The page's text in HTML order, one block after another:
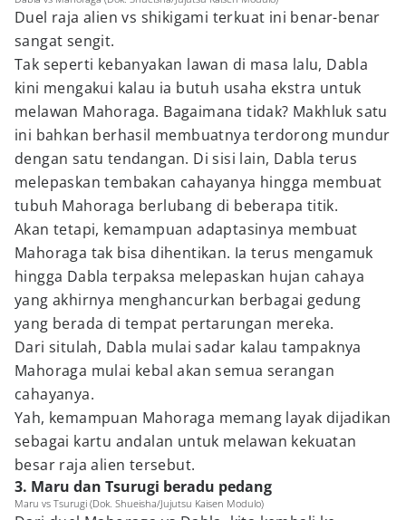
Duel raja alien vs shikigami terkuat ini benar-benar
sangat sengit.
Tak seperti kebanyakan lawan di masa lalu, Dabla
kini mengakui kalau ia butuh usaha ekstra untuk
melawan Mahoraga. Bagaimana tidak? Makhluk satu
ini bahkan berhasil membuatnya terdorong mundur
dengan satu tendangan. Di sisi lain, Dabla terus
melepaskan tembakan cahayanya hingga membuat
tubuh Mahoraga berlubang di beberapa titik.
Akan tetapi, kemampuan adaptasinya membuat
Mahoraga tak bisa dihentikan. Ia terus mengamuk
hingga Dabla terpaksa melepaskan hujan cahaya
yang akhirnya menghancurkan berbagai gedung
yang berada di tempat pertarungan mereka.
Dari situlah, Dabla mulai sadar kalau tampaknya
Mahoraga mulai kebal akan semua serangan
cahayanya.
Yah, kemampuan Mahoraga memang layak dijadikan
sebagai kartu andalan untuk melawan kekuatan
besar raja alien tersebut.
3. Maru dan Tsurugi beradu pedang
Maru vs Tsurugi (Dok. Shueisha/Jujutsu Kaisen Modulo)